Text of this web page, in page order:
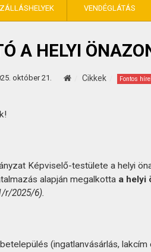
VENDÉGLÁTÁS
A HELYI
október 21. Cikkek Fontos
Képviselő-testülete a helyi
alapján megalkotta a helyi
r/2025/6).
(ingatlanvásárlás,